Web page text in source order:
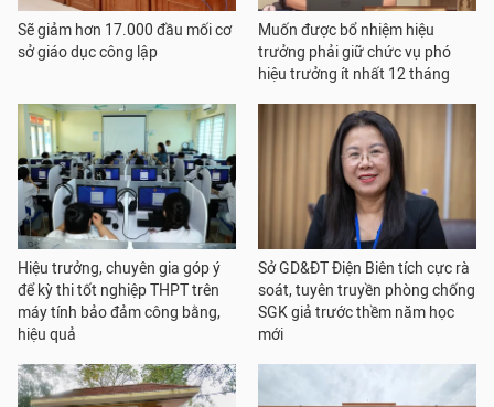
Sẽ giảm hơn 17.000 đầu mối cơ
sở giáo dục công lập
Muốn được bổ nhiệm hiệu
trưởng phải giữ chức vụ phó
hiệu trưởng ít nhất 12 tháng
Hiệu trưởng, chuyên gia góp ý
để kỳ thi tốt nghiệp THPT trên
máy tính bảo đảm công bằng,
hiệu quả
Sở GD&ĐT Điện Biên tích cực rà
soát, tuyên truyền phòng chống
SGK giả trước thềm năm học
mới